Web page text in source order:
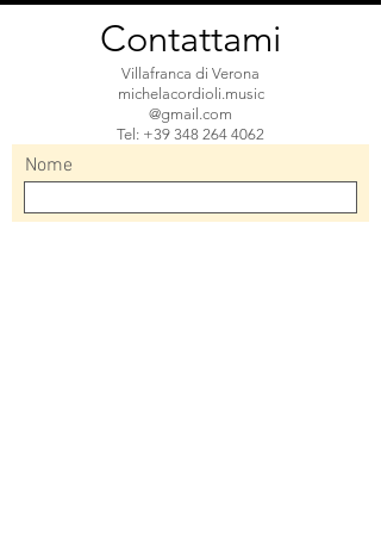
Contattami
Villafranca di Verona
michelacordioli.music
@gmail.com
Tel: +39 348 264 4062
Nome